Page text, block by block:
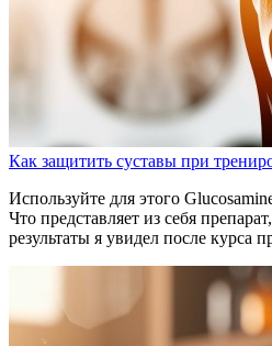
Как защитить суставы при
Используйте для этого
Что представляет из себя
результаты я увидел после курса